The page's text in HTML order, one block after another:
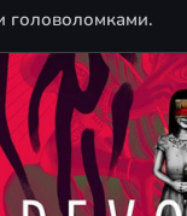
головоломками.